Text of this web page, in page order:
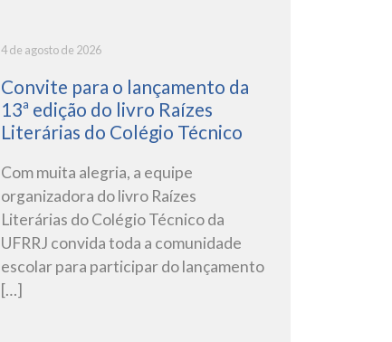
4 de agosto de 2026
Convite para o lançamento da
13ª edição do livro Raízes
Literárias do Colégio Técnico
Com muita alegria, a equipe
organizadora do livro Raízes
Literárias do Colégio Técnico da
UFRRJ convida toda a comunidade
escolar para participar do lançamento
[…]